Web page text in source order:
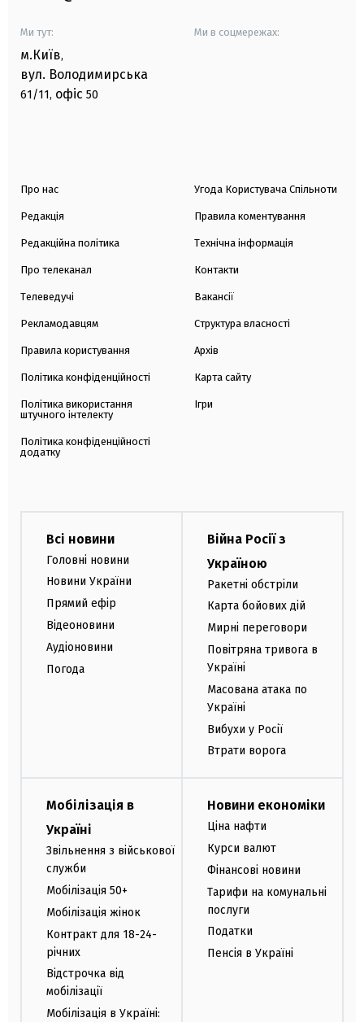
Ми тут:
м.Київ,
вул. Володимирська
61/11, офіс 50
Ми в соцмережах:
Про нас
Редакція
Редакційна політика
Про телеканал
Телеведучі
Рекламодавцям
Правила користування
Політика конфіденційності
Політика використання
штучного інтелекту
Політика конфіденційності
додатку
Угода Користувача Спільноти
Правила коментування
Технічна інформація
Контакти
Вакансії
Структура власності
Архів
Карта сайту
Ігри
Всі новини
Головні новини
Новини України
Прямий ефір
Відеоновини
Аудіоновини
Погода
Війна Росії з
Україною
Ракетні обстріли
Карта бойових дій
Мирні переговори
Повітряна тривога в
Україні
Масована атака по
Україні
Вибухи у Росії
Втрати ворога
Мобілізація в
Україні
Звільнення з військової
служби
Мобілізація 50+
Мобілізація жінок
Контракт для 18-24-
річних
Відстрочка від
мобілізації
Мобілізація в Україні:
Новини економіки
Ціна нафти
Курси валют
Фінансові новини
Тарифи на комунальні
послуги
Податки
Пенсія в Україні